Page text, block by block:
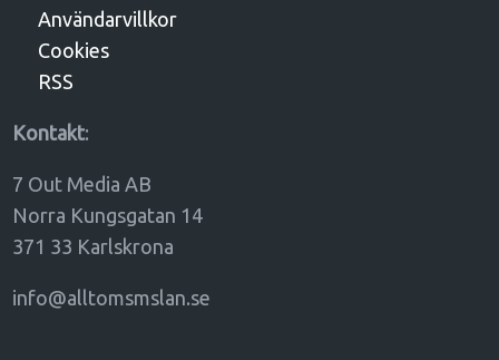
Användarvillkor
Cookies
RSS
Kontakt:
7 Out Media AB
Norra Kungsgatan 14
371 33 Karlskrona
info@alltomsmslan.se